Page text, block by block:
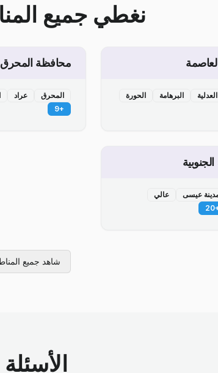
نغطي جميع
العدلية البرهامة
الحورة
محافظة المحرق
المحرق عراد
+
9
عيسى
عالي
20
شاهد جميع